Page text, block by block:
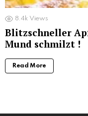
8.4k Views
Blitzschneller
Mund schmilzt !
Read More